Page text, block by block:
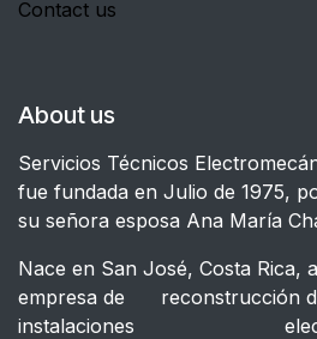
Contact us
About us
Servicios Técnicos
fue fundada en Julio de 1975,
su señora esposa Ana María
Nace en San José, Costa Rica,
empresa de reconstrucción
instalaciones